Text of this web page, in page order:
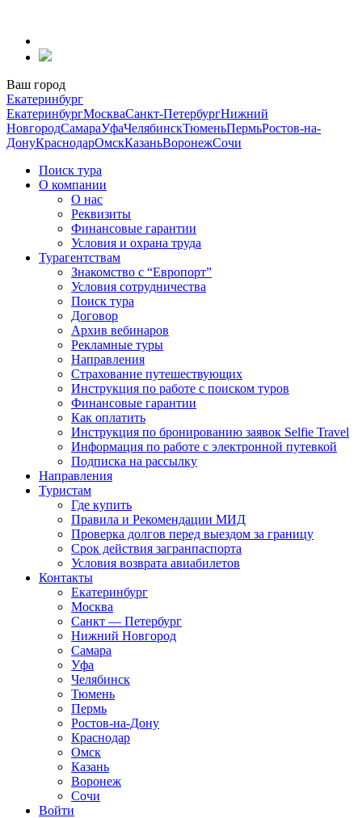
содержанию
Ваш город
Екатеринбург
ЕкатеринбургМоскваСанкт-ПетербургНижний
НовгородСамараУфаЧелябинскТюменьПермьРостов-на-
ДонуКраснодарОмскКазаньВоронежСочи
Поиск тура
О компании
О нас
Реквизиты
Финансовые гарантии
Условия и охрана труда
Турагентствам
Знакомство с “Европорт”
Условия сотрудничества
Поиск тура
Договор
Архив вебинаров
Рекламные туры
Направления
Страхование путешествующих
Инструкция по работе с поиском туров
Финансовые гарантии
Как оплатить
Инструкция по бронированию заявок Selfie Travel
Информация по работе с электронной путевкой
Подписка на рассылку
Направления
Туристам
Где купить
Правила и Рекомендации МИД
Проверка долгов перед выездом за границу
Срок действия загранпаспорта
Условия возврата авиабилетов
Контакты
Екатеринбург
Москва
Санкт — Петербург
Нижний Новгород
Самара
Уфа
Челябинск
Тюмень
Пермь
Ростов-на-Дону
Краснодар
Омск
Казань
Воронеж
Сочи
Войти